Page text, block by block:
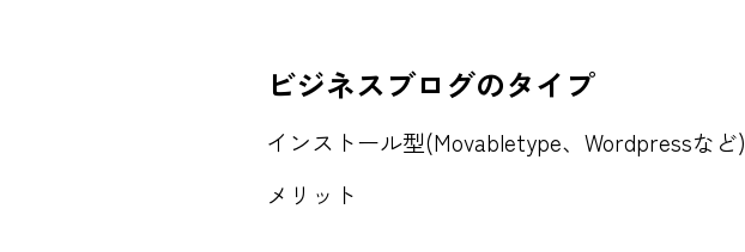
ビジネスブログのタイプ
インストール型(Movabletype、Wordpressなど)
メリット